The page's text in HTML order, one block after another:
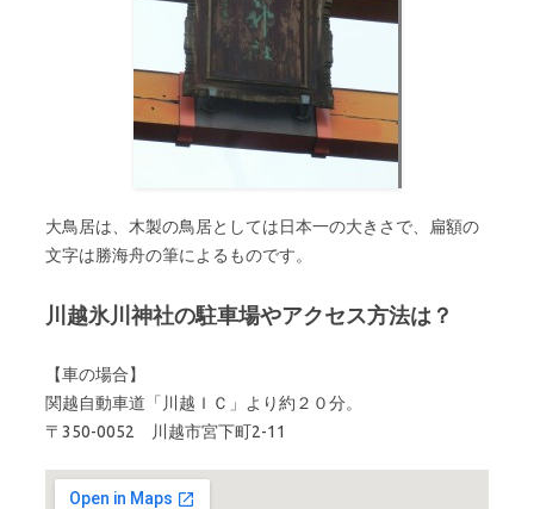
大鳥居は、木製の鳥居としては日本一の大きさで、扁額の
文字は勝海舟の筆によるものです。
川越氷川神社の駐車場やアクセス方法は？
【車の場合】
関越自動車道「川越ＩＣ」より約２０分。
〒350-0052 川越市宮下町2-11